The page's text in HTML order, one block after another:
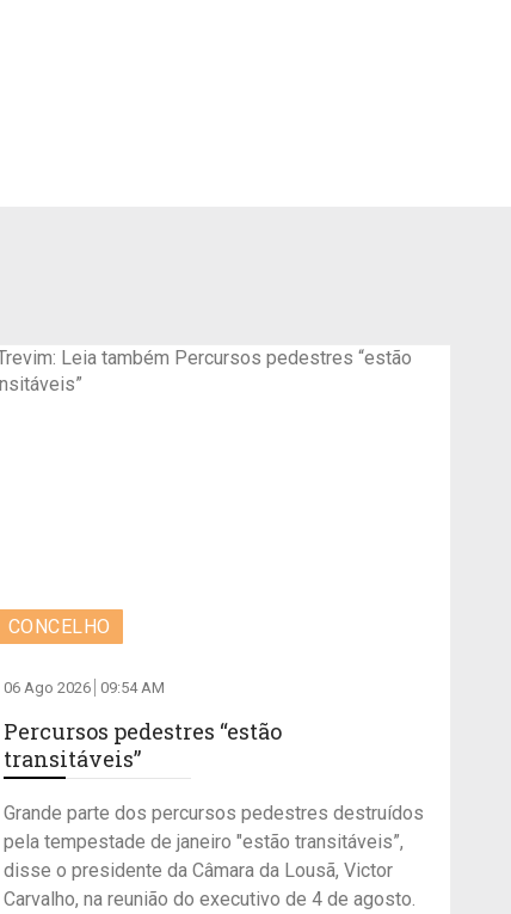
CONCELHO
06 Ago 2026 09:54 AM
Percursos pedestres “estão
transitáveis”
Grande parte dos percursos pedestres destruídos
pela tempestade de janeiro "estão transitáveis”,
disse o presidente da Câmara da Lousã, Victor
Carvalho, na reunião do executivo de 4 de agosto.